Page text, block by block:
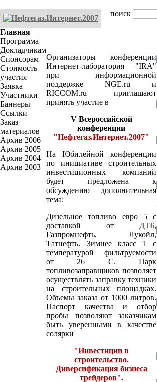
поиск
Главная
Программа
Докладчикам
Спонсорам
Стоимость
участия
Заявка
Участники
Баннеры
Ссылки
Заказ
материалов
Архив 2006
Архив 2005
Архив 2004
Архив 2003
Организаторы конференции
Интернет-лаборатория "IRA"
при информационной
поддержке NGE.ru и
RICCOM.ru приглашают
принять участие в
V Всероссийской
конференции
"Нефтегаз.Интернет.2007"
На Юбилейной конференции
по инициативе строительных
инвестиционных компаний
будет предложена к
обсуждению дополнительная
тема:
Дизельное топливо евро 5 с
доставкой от
ДТ6,
Газпромнефть, Лукойл,
Татнефть. Зимнее класс 1 с
температурой фильтруемости
от 26 С. Парк
топливозаправщиков позволяет
осуществлять заправку техники
на строительных площадках.
Объемы заказа от 1000 литров.
Паспорт качества и отбор
пробы позволяют заказчикам
быть уверенными в качестве
солярки
"Инвестиции в
строительство.
Диверсификация бизнеса
трейдеров".